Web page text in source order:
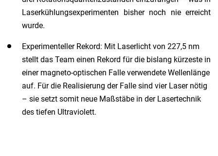
Laserkühlungsexperimenten bisher noch nie erreicht
wurde.
Experimenteller Rekord: Mit Laserlicht von 227,5 nm
stellt das Team einen Rekord für die bislang kürzeste in
einer magneto-optischen Falle verwendete Wellenlänge
auf. Für die Realisierung der Falle sind vier Laser nötig
– sie setzt somit neue Maßstäbe in der Lasertechnik
des tiefen Ultraviolett.